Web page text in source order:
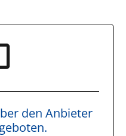
den Anbieter